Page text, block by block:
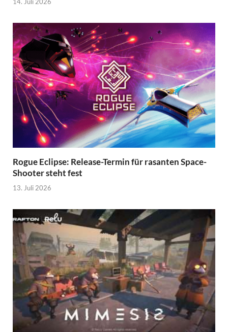
14. Juli 2026
Rogue Eclipse: Release-Termin für rasanten Space-
Shooter steht fest
13. Juli 2026